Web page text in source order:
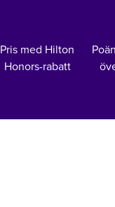
Pris med Hilton
Honors-rabatt